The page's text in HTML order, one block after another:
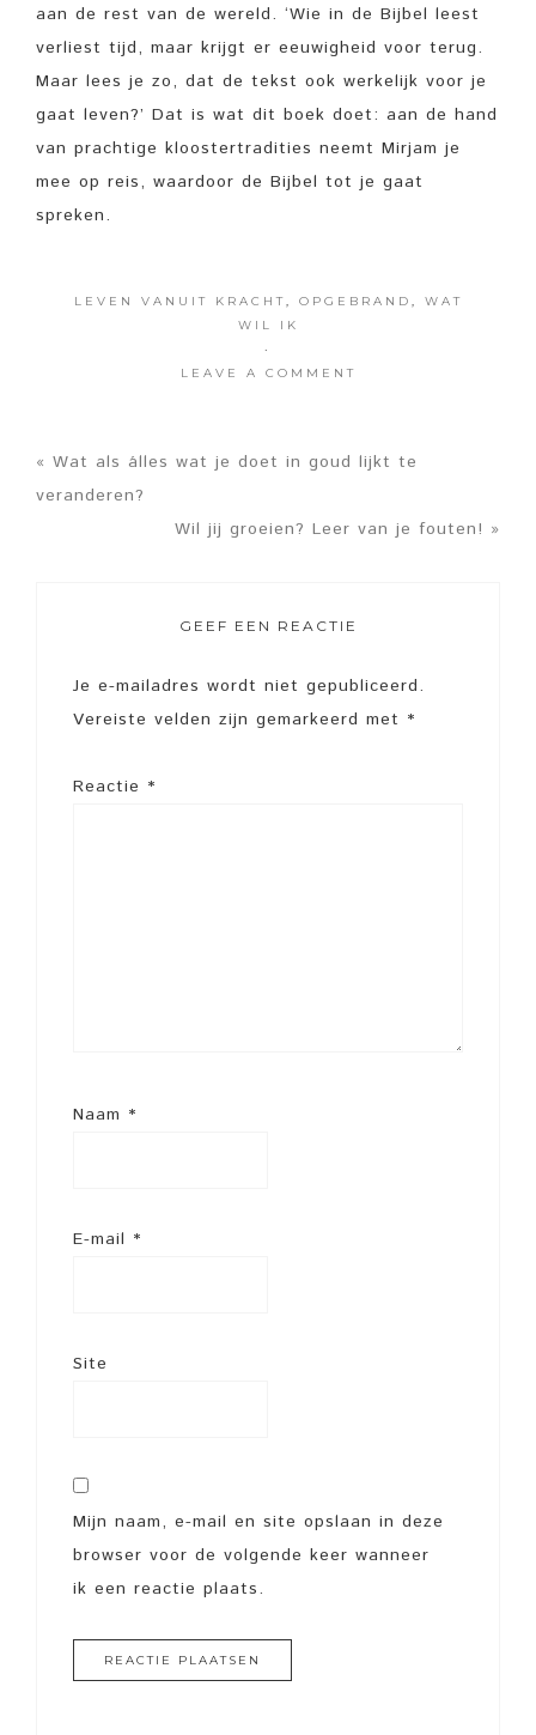
aan de rest van de wereld. ‘Wie in de Bijbel leest
verliest tijd, maar krijgt er eeuwigheid voor terug.
Maar lees je zo, dat de tekst ook werkelijk voor je
gaat leven?’ Dat is wat dit boek doet: aan de hand
van prachtige kloostertradities neemt Mirjam je
mee op reis, waardoor de Bijbel tot je gaat
spreken.
LEVEN VANUIT KRACHT OPGEBRAND
WAT
WIL IK
·
LEAVE A COMMENT
« Wat als álles wat je doet in goud lijkt te
veranderen?
Wil jij groeien? Leer van je fouten! »
GEEF EEN REACTIE
Je e-mailadres wordt niet gepubliceerd.
Vereiste velden zijn gemarkeerd met *
Reactie *
Naam *
E-mail *
Site
Mijn naam, e-mail en site opslaan in deze
browser voor de volgende keer wanneer
ik een reactie plaats.